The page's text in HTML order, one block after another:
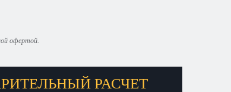
офертой.
РАСЧЕТ